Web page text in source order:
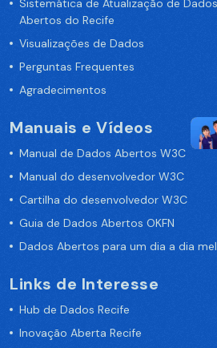
Sistemática de Atualização de
Abertos do Recife
Visualizações de Dados
Perguntas Frequentes
Agradecimentos
Manuais e Vídeos
Manual de Dados Abertos W3C
Manual do desenvolvedor W3C
Cartilha do desenvolvedor W3C
Guia de Dados Abertos OKFN
Dados Abertos para um dia a dia
Links de Interesse
Hub de Dados Recife
Inovação Aberta Recife